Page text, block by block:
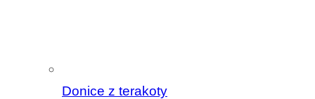
Donice z terakoty